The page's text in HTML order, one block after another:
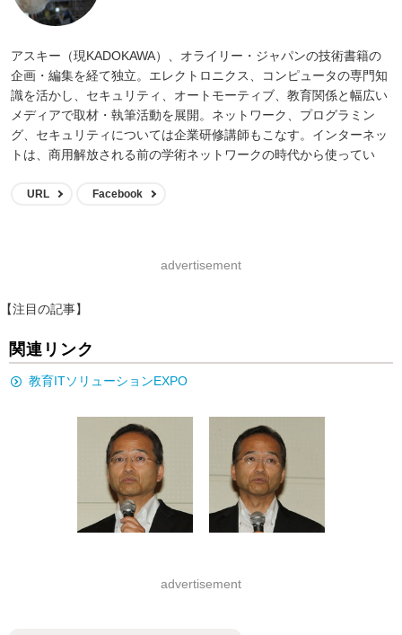
アスキー（現KADOKAWA）、オライリー・ジャパンの技術書籍の
企画・編集を経て独立。エレクトロニクス、コンピュータの専門知
識を活かし、セキュリティ、オートモーティブ、教育関係と幅広い
メディアで取材・執筆活動を展開。ネットワーク、プログラミン
グ、セキュリティについては企業研修講師もこなす。インターネッ
トは、商用解放される前の学術ネットワークの時代から使ってい
URL Facebook
advertisement
【注目の記事】
関連リンク
教育ITソリューションEXPO
advertisement